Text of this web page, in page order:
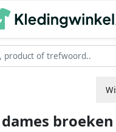
broeken